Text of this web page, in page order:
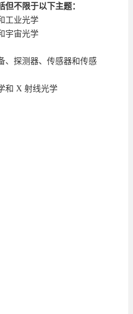
不限于以下主题：
工业光学
宇宙光学
、探测器、传感器和传感
和 X 射线光学